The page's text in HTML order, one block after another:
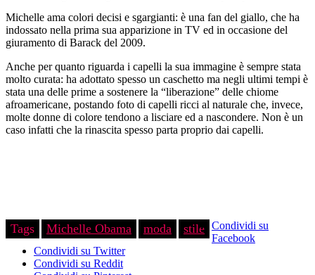
Michelle ama colori decisi e sgargianti: è una fan del giallo, che ha
indossato nella prima sua apparizione in TV ed in occasione del
giuramento di Barack del 2009.
Anche per quanto riguarda i capelli la sua immagine è sempre stata
molto curata: ha adottato spesso un caschetto ma negli ultimi tempi è
stata una delle prime a sostenere la “liberazione” delle chiome
afroamericane, postando foto di capelli ricci al naturale che, invece,
molte donne di colore tendono a lisciare ed a nascondere. Non è un
caso infatti che la rinascita spesso parta proprio dai capelli.
Tags Michelle Obama moda stile Condividi su
Facebook
Condividi su Twitter
Condividi su Reddit